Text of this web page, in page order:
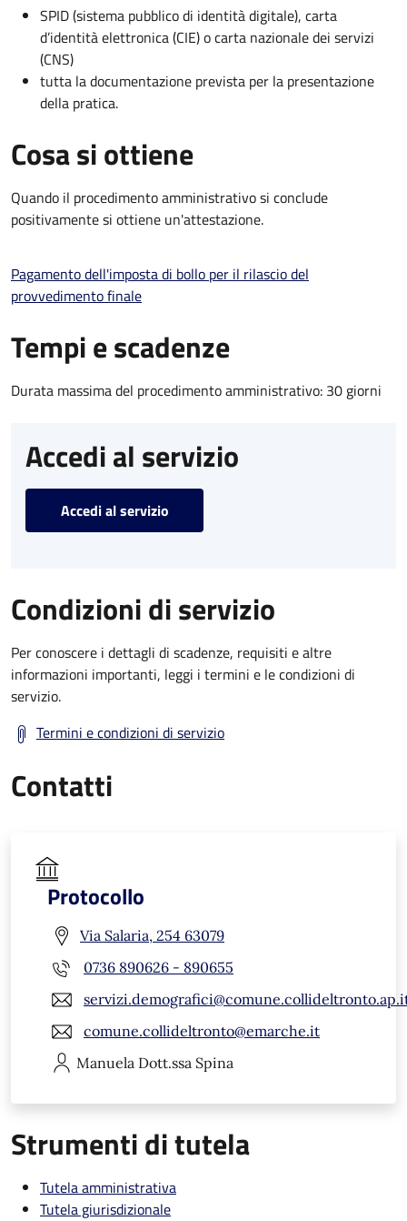
SPID (sistema pubblico di identità digitale), carta
d’identità elettronica (CIE) o carta nazionale dei servizi
(CNS)
tutta la documentazione prevista per la presentazione
della pratica.
Cosa si ottiene
Quando il procedimento amministrativo si conclude
positivamente si ottiene un'attestazione.
Pagamento dell'imposta di bollo per il rilascio del
provvedimento finale
Tempi e scadenze
Durata massima del procedimento amministrativo: 30 giorni
Accedi al servizio
Accedi al servizio
Condizioni di servizio
Per conoscere i dettagli di scadenze, requisiti e altre
informazioni importanti, leggi i termini e le condizioni di
servizio.
Termini e condizioni di servizio
Contatti
Protocollo
Via Salaria, 254 63079
0736 890626 - 890655
comune.collideltronto@emarche.it
Manuela Dott.ssa Spina
Strumenti di tutela
Tutela amministrativa
Tutela giurisdizionale